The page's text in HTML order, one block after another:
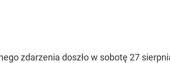
zdarzenia doszło w sobotę 27